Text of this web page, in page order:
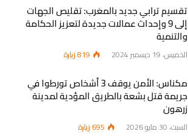
تقسيم ترابي جديد بالمغرب: تقليص الجهات
إلى 9 وإحداث عمالات جديدة لتعزيز الحكامة
والتنمية
الخميس، 19 ديسمبر 2024 819زيارة
مكناس: الأمن يوقف 3 أشخاص تورطوا في
جريمة قتل بشعة بالطريق المؤدية لمدينة
زرهون
السبت، 30 مايو 2026 695 زيارة